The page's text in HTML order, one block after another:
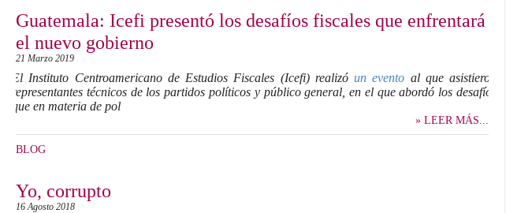
Guatemala: Icefi presentó los desafíos fiscales que enfrentará
el nuevo gobierno
21 Marzo 2019
El Instituto Centroamericano de Estudios Fiscales (Icefi) realizó un evento al que asistieron
representantes técnicos de los partidos políticos y público general, en el que abordó los desafíos
que en materia de pol
» LEER MÁS...
BLOG
Yo, corrupto
16 Agosto 2018